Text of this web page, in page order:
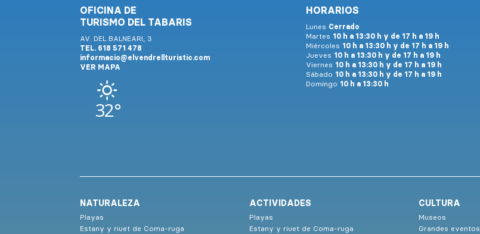
OFICINA DE
TURISMO DEL TABARIS
AV. DEL BALNEARI, 3
TEL. 618 571 478
informacio@elvendrellturistic.com
VER MAPA
32°
HORARIOS
Lunes Cerrado
Martes 10 h a 13:30 h y de 17 h a 19 h
Miércoles 10 h a 13:30 h y de 17 h a 19 h
Jueves 10 h a 13:30 h y de 17 h a 19 h
Viernes 10 h a 13:30 h y de 17 h a 19 h
Sábado 10 h a 13:30 h y de 17 h a 19 h
Domingo 10 h a 13:30 h
NATURALEZA
Playas
Estany y riuet de Coma-ruga
ACTIVIDADES
Playas
Estany y riuet de Coma-ruga
CULTURA
Museos
Grandes eventos